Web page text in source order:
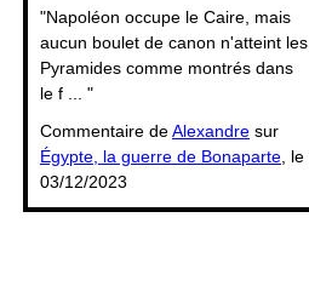
"Napoléon occupe le Caire, mais
aucun boulet de canon n'atteint les
Pyramides comme montrés dans
le f ... "
Commentaire deAlexandre sur
Égypte, la guerre de Bonaparte , le
03/12/2023